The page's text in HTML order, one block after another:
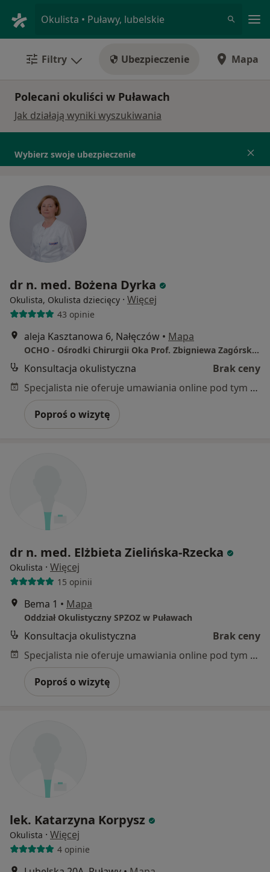
Okulista • Puławy, lubelskie
Filtry Ubezpieczenie Mapa
Polecani okuliści w Puławach
Jak działają wyniki wyszukiwania
Wybierz swoje ubezpieczenie
dr n. med. Bożena Dyrka
Okulista, Okulista dziecięcy · Więcej
43 opinie
aleja Kasztanowa 6, Nałęczów • Mapa
OCHO - Ośrodki Chirurgii Oka Prof. Zbigniewa Zagórskiego
Konsultacja okulistyczna
Brak ceny
Specjalista nie oferuje umawiania online pod tym adresem.
Poproś o wizytę
dr n. med. Elżbieta Zielińska-Rzecka
Okulista · Więcej
15 opinii
Bema 1 • Mapa
Oddział Okulistyczny SPZOZ w Puławach
Konsultacja okulistyczna
Brak ceny
Specjalista nie oferuje umawiania online pod tym adresem.
Poproś o wizytę
lek. Katarzyna Korpysz
Okulista · Więcej
4 opinie